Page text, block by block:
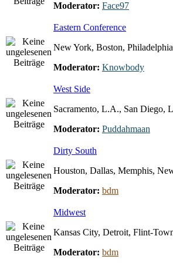
Moderator: Face97
Eastern Conference
New York, Boston,
Moderator: Knowbody
West Side
Sacramento, L.A., San Diego,
Moderator: Puddahmaan
Dirty South
Houston, Dallas, Memphis,
Moderator: bdm
Midwest
Kansas City, Detroit, Flint-
Moderator: bdm